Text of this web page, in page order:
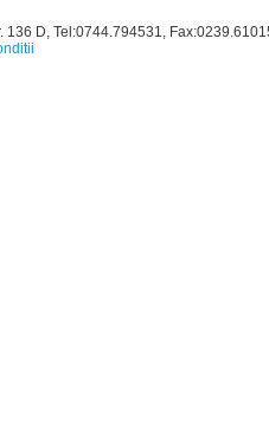
136 D, Tel:0744.794531,